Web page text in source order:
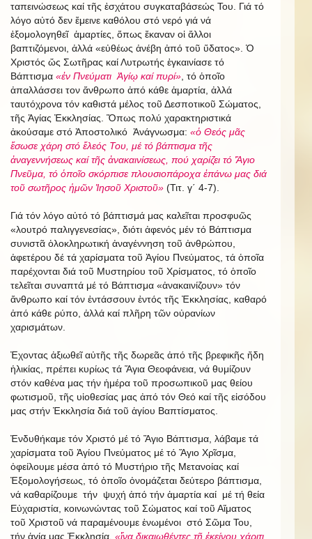
ταπεινώσεως καί τῆς ἐσχάτου συγκαταβάσεώς Του. Γιά τό
λόγο αὐτό δεν ἔμεινε καθόλου στό νερό γιά νά
ἐξομολογηθεῖ ἁμαρτίες, ὅπως ἔκαναν οἱ ἄλλοι
βαπτιζόμενοι, ἀλλά «εὐθέως ἀνέβη ἀπό τοῦ ὕδατος». Ὁ
Χριστός ὥς Σωτῆρας καί Λυτρωτής ἐγκαινίασε τό
Βάπτισμα «ἐν Πνεύματι Ἁγίῳ καί πυρί», τό ὁποῖο
ἀπαλλάσσει τον ἄνθρωπο ἀπό κάθε ἁμαρτία, ἀλλά
ταυτόχρονα τόν καθιστά μέλος τοῦ Δεσποτικοῦ Σώματος,
τῆς Ἁγίας Ἐκκλησίας. Ὅπως πολύ χαρακτηριστικά
ἀκούσαμε στό Ἀποστολικό Ἀνάγνωσμα: «ὁ Θεός μᾶς
ἔσωσε χάρη στό ἔλεός Του, μέ τό βάπτισμα τῆς
ἀναγεννήσεως καί τῆς ἀνακαινίσεως, πού χαρίζει τό Ἅγιο
Πνεῦμα, τό ὁποῖο σκόρπισε πλουσιοπάροχα ἐπάνω μας διά
τοῦ σωτῆρος ἡμῶν Ἰησοῦ Χριστοῦ» (Τιτ. γ΄ 4-7).
Γιά τόν λόγο αὐτό τό βάπτισμά μας καλεῖται προσφυῶς
«λουτρό παλιγγενεσίας», διότι ἀφενός μέν τό Βάπτισμα
συνιστᾶ ὁλοκληρωτική ἀναγέννηση τοῦ ἀνθρώπου,
ἀφετέρου δέ τά χαρίσματα τοῦ Ἁγίου Πνεύματος, τά ὁποῖα
παρέχονται διά τοῦ Μυστηρίου τοῦ Χρίσματος, τό ὁποῖο
τελεῖται συναπτά μέ τό Βάπτισμα «ἀνακαινίζουν» τόν
ἄνθρωπο καί τόν ἐντάσσουν ἐντός τῆς Ἐκκλησίας, καθαρό
ἀπό κάθε ρύπο, ἀλλά καί πλῆρη τῶν οὐρανίων
χαρισμάτων.
Ἐχοντας ἀξιωθεῖ αὐτῆς τῆς δωρεᾶς ἀπό τῆς βρεφικῆς ἤδη
ἡλικίας, πρέπει κυρίως τά Ἅγια Θεοφάνεια, νά θυμίζουν
στόν καθένα μας τήν ἡμέρα τοῦ προσωπικοῦ μας θείου
φωτισμοῦ, τῆς υἱοθεσίας μας ἀπό τόν Θεό καί τῆς εἰσόδου
μας στήν Ἐκκλησία διά τοῦ ἁγίου Βαπτίσματος.
Ἐνδυθήκαμε τόν Χριστό μέ τό Ἅγιο Βάπτισμα, λάβαμε τά
χαρίσματα τοῦ Ἁγίου Πνεύματος μέ τό Ἅγιο Χρῖσμα,
ὀφείλουμε μέσα ἀπό τό Μυστήριο τῆς Μετανοίας καί
Ἐξομολογήσεως, τό ὁποῖο ὀνομάζεται δεύτερο βάπτισμα,
νά καθαρίζουμε τήν ψυχή ἀπό τήν ἁμαρτία καί μέ τή θεία
Εὐχαριστία, κοινωνώντας τοῦ Σώματος καί τοῦ Αἵματος
τοῦ Χριστοῦ νά παραμένουμε ἑνωμένοι στό Σῶμα Του,
τήν ἁγία μας Ἐκκλησία, «ἵνα δικαιωθέντες τῇ ἐκείνου χάριτι